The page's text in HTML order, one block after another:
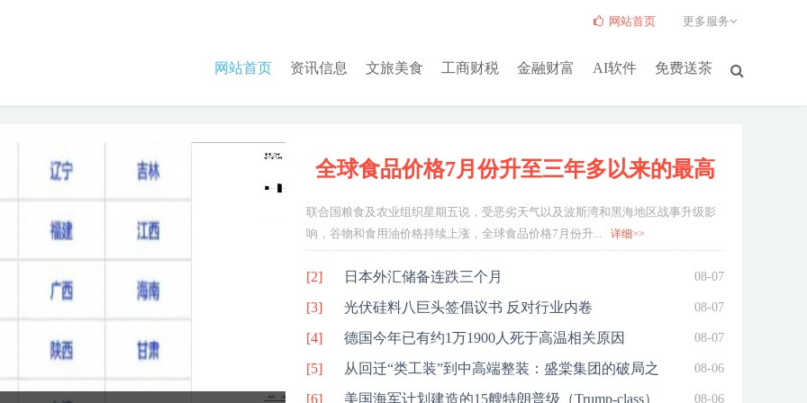
网站首页 资讯信息 文旅美食 工商财税 金融财富 AI软件 免费送茶
网站首页 更多服务
全球食品价格7月份升至三年多以来的最高
水平
联合国粮食及农业组织星期五说，受恶劣天气以及波斯湾和黑海地区战事升级影
响，谷物和食用油价格持续上涨，全球食品价格7月份升...
详细>>
[2] 日本外汇储备连跌三个月 08-07
[3] 光伏硅料八巨头签倡议书 反对行业内卷 08-07
[4] 德国今年已有约1万1900人死于高温相关原因 08-07
[5]
从回迁“类工装”到中高端整装：盛棠集团的破局之
路
08-06
[6] 美国海军计划建造的15艘特朗普级（Trump-class） 08-06